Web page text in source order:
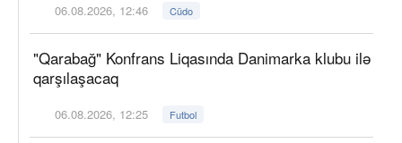
06.08.2026, 12:46 Cüdo
"Qarabağ" Konfrans Liqasında Danimarka klubu ilə
qarşılaşacaq
06.08.2026, 12:25 Futbol